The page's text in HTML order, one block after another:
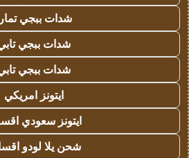
شدات ببجي
شدات ببجي
شدات ببجي
ايتونز امريكي
ايتونز سعودي
شحن يلا لودو